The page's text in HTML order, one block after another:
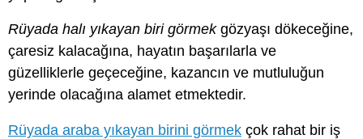
Rüyada halı yıkayan biri görmekgözyaşı dökeceğine,
çaresiz kalacağına, hayatın başarılarla ve
güzelliklerle geçeceğine, kazancın ve mutluluğun
yerinde olacağına alamet etmektedir.
Rüyada araba yıkayan birini görmek çok rahat bir iş